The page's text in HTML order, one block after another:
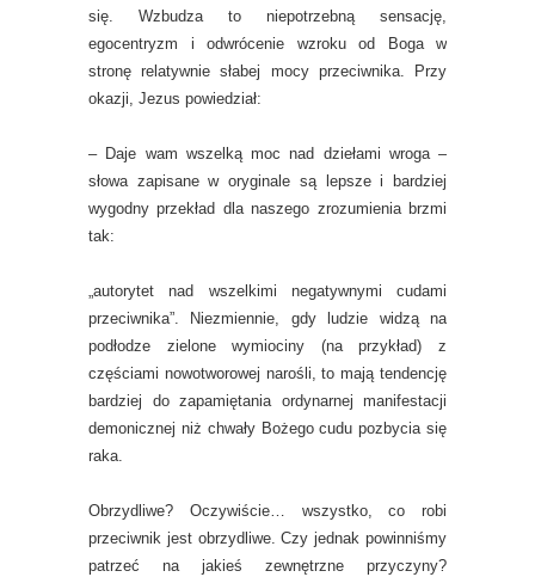
się. Wzbudza to niepotrzebną sensację,
egocentryzm i odwrócenie wzroku od Boga w
stronę relatywnie słabej mocy przeciwnika. Przy
okazji, Jezus powiedział:
– Daje wam wszelką moc nad dziełami wroga –
słowa zapisane w oryginale są lepsze i bardziej
wygodny przekład dla naszego zrozumienia brzmi
tak:
„autorytet nad wszelkimi negatywnymi cudami
przeciwnika”. Niezmiennie, gdy ludzie widzą na
podłodze zielone wymiociny (na przykład) z
częściami nowotworowej narośli, to mają tendencję
bardziej do zapamiętania ordynarnej manifestacji
demonicznej niż chwały Bożego cudu pozbycia się
raka.
Obrzydliwe? Oczywiście… wszystko, co robi
przeciwnik jest obrzydliwe. Czy jednak powinniśmy
patrzeć na jakieś zewnętrzne przyczyny?